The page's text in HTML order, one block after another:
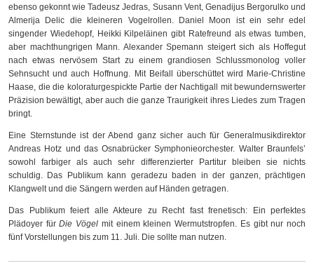
ebenso gekonnt wie Tadeusz Jedras, Susann Vent, Genadijus Bergorulko und
Almerija Delic die kleineren Vogelrollen. Daniel Moon ist ein sehr edel
singender Wiedehopf, Heikki Kilpeläinen gibt Ratefreund als etwas tumben,
aber machthungrigen Mann. Alexander Spemann steigert sich als Hoffegut
nach etwas nervösem Start zu einem grandiosen Schlussmonolog voller
Sehnsucht und auch Hoffnung. Mit Beifall überschüttet wird Marie-Christine
Haase, die die koloraturgespickte Partie der Nachtigall mit bewundernswerter
Präzision bewältigt, aber auch die ganze Traurigkeit ihres Liedes zum Tragen
bringt.
Eine Sternstunde ist der Abend ganz sicher auch für Generalmusikdirektor
Andreas Hotz und das Osnabrücker Symphonieorchester. Walter Braunfels’
sowohl farbiger als auch sehr differenzierter Partitur bleiben sie nichts
schuldig. Das Publikum kann geradezu baden in der ganzen, prächtigen
Klangwelt und die Sängern werden auf Händen getragen.
Das Publikum feiert alle Akteure zu Recht fast frenetisch: Ein perfektes
Plädoyer fürDie Vögel mit einem kleinen Wermutstropfen. Es gibt nur noch
fünf Vorstellungen bis zum 11. Juli. Die sollte man nutzen.